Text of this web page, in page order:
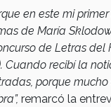
en este mi
de María
de Letras del
Cuando recibí la
porque mucho
remarcó la